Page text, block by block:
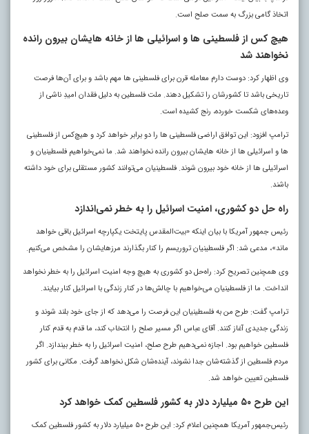
اتخاذ گامی بزرگ به سمت صلح است.
هیچ‌ کس از فلسطینی‌ ها و اسرائیلی‌ ها از خانه‌ هایشان بیرون رانده
نخواهند شد
وی اظهار کرد: دوست دارم معامله قرن برای فلسطینی‌ ها مهم باشد و برای آن‌ها فرصت
تاریخی باشد تا کشورشان را تشکیل دهند. ملت فلسطین به دلیل فقدان امیدِ ناشی از
وعده‌های شکست‌ خورده، رنج کشیده است.
ترامپ افزود: این توافق اراضی فلسطینی‌ ها را دو برابر خواهد کرد و هیچ‌کس از فلسطینی‌
ها و اسرائیلی‌ ها از خانه‌ هایشان بیرون رانده نخواهند شد. ما نمی‌خواهیم فلسطینیان و
اسرائیلی‌ ها از خانه خود بیرون شوند. فلسطینیان می‌توانند کشور مستقلی برای خود داشته
باشند.
راه‌ حل دو کشوری، امنیت اسرائیل را به خطر نمی‌اندازد
رئیس‌ جمهور آمریکا با بیان اینکه «بیت‌المقدس پایتخت یکپارچه اسرائیل باقی خواهد
ماند»، مدعی شد: اگر فلسطینیان تروریسم را کنار بگذارند مرزهایشان را مشخص می‌کنیم.
وی همچنین تصریح کرد: راه‌حل دو کشوری به هیچ وجه امنیت اسرائیل را به خطر نخواهد
انداخت. ما از فلسطینیان می‌خواهیم با چالش‌ها در کنار زندگی با اسرائیل کنار بیایند.
ترامپ گفت: طرح من به فلسطینیان این فرصت را می‌دهد که از جای خود بلند شوند و
زندگی جدیدی آغاز کنند. آقای عباس اگر مسیر صلح را انتخاب کند، ما قدم به قدم کنار
فلسطین خواهیم بود. اجازه نمی‌دهیم طرح صلح، امنیت اسرائیل را به خطر بیندازد. اگر
مردم فلسطین از گذشته‌شان جدا نشوند، آینده‌شان شکل نخواهد گرفت. مکانی برای کشور
فلسطین تعیین خواهد شد.
این طرح ۵۰ میلیارد دلار به کشور فلسطین کمک خواهد کرد
رئیس‌جمهور آمریکا همچنین اعلام کرد: این طرح ۵۰ میلیارد دلار به کشور فلسطین کمک